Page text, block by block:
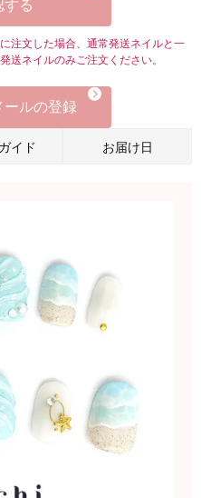
する
注文した場合、通常発送ネイルと一
送ネイルのみご注文ください。
ールの登録
イド お届け日